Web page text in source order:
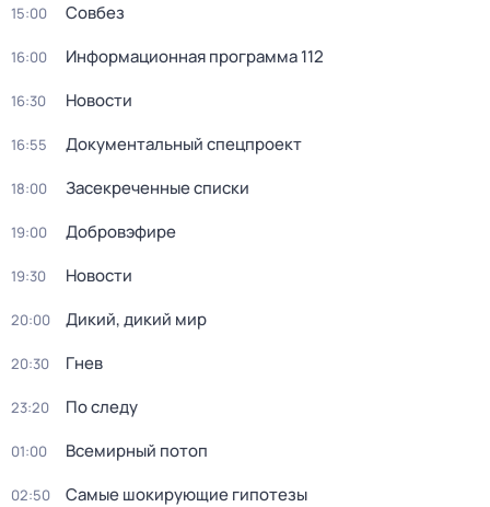
15:00 Совбез
16:00 Информационная программа 112
16:30 Новости
16:55 Документальный спецпроект
18:00 Заcекрeченные списки
19:00 Добровэфире
19:30 Новости
20:00 Дикий, дикий мир
20:30 Гнев
23:20 По следу
01:00 Всемирный потоп
02:50 Самые шoкиpующие гипотезы